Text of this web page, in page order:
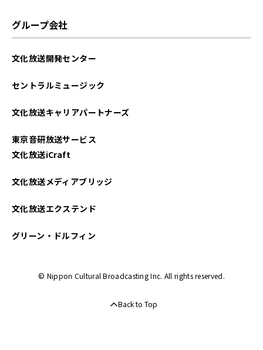
グループ会社
文化放送開発センター
セントラルミュージック
文化放送キャリアパートナーズ
東京音研放送サービス
文化放送iCraft
文化放送メディアブリッジ
文化放送エクステンド
グリーン・ドルフィン
© Nippon Cultural Broadcasting Inc. All rights reserved.
Back to Top